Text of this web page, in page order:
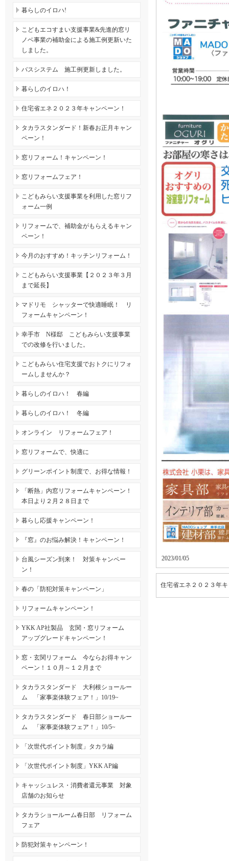
2023/01/05
住宅省エネ２０２３年
暮らしのイロハ!
こどもエコすまい支援事業&先進的窓リ
ノベ事業の補助金による施工例更新いた
しました。
バスシステム 施工例更新しました。
暮らしのイロハ！
住宅省エネ２０２３年キャンペーン！
タカラスタンダード！新春お正月キャン
ペーン！
窓リフォーム！キャンペーン！
窓リフォームフェア！
こどもみらい支援事業を利用した窓リフ
ォーム一例
リフォームで、補助金がもらえるキャン
ペーン！
今月のおすすめ！キッチンリフォーム！
こどもみらい支援事業【２０２３年３月
まで延長】
マドリモ シャッターで快適睡眠！ リ
フォームキャンペーン！
幸手市 N様邸 こどもみらい支援事業
での改修を行いました。
こどもみらい住宅支援でおトクにリフォ
ームしませんか？
暮らしのイロハ！ 春編
暮らしのイロハ！ 冬編
オンライン リフォームフェア！
窓リフォームで、快適に
グリーンポイント制度で、お得な情報！
「断熱」内窓リフォームキャンペーン！
本日より２月２８日まで
暮らし応援キャンペーン！
『窓』のお悩み解決！キャンペーン！
台風シーズン到来！ 対策キャンペー
ン！
春の「防犯対策キャンペーン」
リフォームキャンペーン！
YKK AP社製品 玄関・窓リフォーム
アップグレードキャンペーン！
窓・玄関リフォーム 今ならお得キャン
ペーン！１０月～１２月まで
タカラスタンダード 大利根ショールー
ム 「家事楽体験フェア！」10/19~
タカラスタンダード 春日部ショールー
ム 「家事楽体験フェア！」10/5~
「次世代ポイント制度」タカラ編
「次世代ポイント制度」YKK AP編
キャッシュレス・消費者還元事業 対象
店舗のお知らせ
タカラショールーム春日部 リフォーム
フェア
防犯対策キャンペーン！